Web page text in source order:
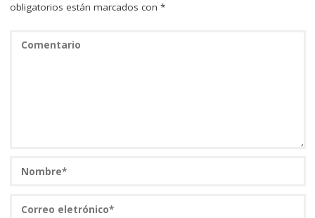
obligatorios están marcados con *